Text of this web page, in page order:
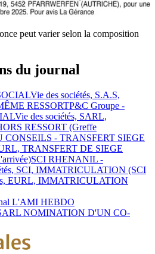
peut varier selon la composition
du journal
Vie des sociétés, S.A.S,
RESSORTP&C Groupe -
Vie des sociétés, SARL,
RESSORT (Greffe
CONSEILS - TRANSFERT SIEGE
TRANSFERT DE SIEGE
SCI RHENANIL -
SCI, IMMATRICULATION (SCI
EURL, IMMATRICULATION
L'AMI HEBDO
NOMINATION D'UN CO-